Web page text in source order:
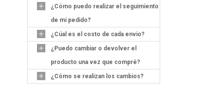
¿Cómo puedo realizar el seguimiento
de mi pedido?
¿Cúal es el costo de cada envío?
¿Puedo cambiar o devolver el
producto una vez que compré?
¿Cómo se realizan los cambios?